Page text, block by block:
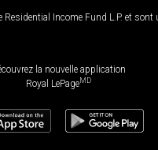
Residential Income Fund L.P. et
la nouvelle application
Royal LePageMD